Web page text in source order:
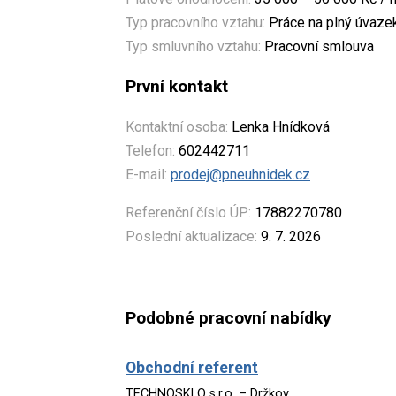
Typ pracovního vztahu: Práce na plný
Typ smluvního vztahu: Pracovní smlouva
První kontakt
Kontaktní osoba: Lenka Hnídková
Telefon: 602442711
E-mail: prodej@pneuhnidek.cz
Referenční číslo ÚP: 17882270780
Poslední aktualizace: 9. 7. 2026
Podobné pracovní nabídky
Obchodní referent